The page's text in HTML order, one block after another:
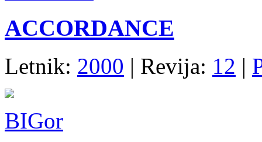
ACCORDANCE
Letnik: 2000 | Revija: 12 |
BIGor